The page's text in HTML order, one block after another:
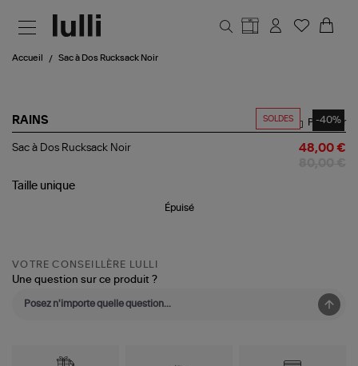
Accueil Sac à Dos Rucksack Noir
SOLDES -40%
RAINS
Sac
Noir
Partager
Sac à Dos Rucksack Noir 48,00 €
Taille unique
Épuisé
VOTRE CONSEILLÈRE LULLI
Une question sur ce produit ?